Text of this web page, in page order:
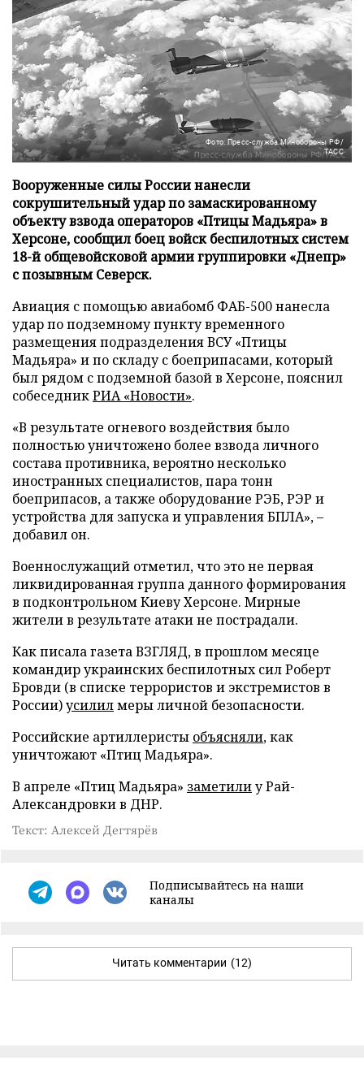
Фото: Пресс-служба Минобороны РФ/
ТАСС
Вооруженные силы России нанесли
сокрушительный удар по замаскированному
объекту взвода операторов «Птицы Мадьяра» в
Херсоне, сообщил боец войск беспилотных систем
18-й общевойсковой армии группировки «Днепр»
с позывным Северск.
Авиация с помощью авиабомб ФАБ-500 нанесла
удар по подземному пункту временного
размещения подразделения ВСУ «Птицы
Мадьяра» и по складу с боеприпасами, который
был рядом с подземной базой в Херсоне, пояснил
собеседникРИА «Новости».
«В результате огневого воздействия было
полностью уничтожено более взвода личного
состава противника, вероятно несколько
иностранных специалистов, пара тонн
боеприпасов, а также оборудование РЭБ, РЭР и
устройства для запуска и управления БПЛА», –
добавил он.
Военнослужащий отметил, что это не первая
ликвидированная группа данного формирования
в подконтрольном Киеву Херсоне. Мирные
жители в результате атаки не пострадали.
Как писала газета ВЗГЛЯД, в прошлом месяце
командир украинских беспилотных сил Роберт
Бровди (в списке террористов и экстремистов в
России)усилилмеры личной безопасности.
Российские артиллеристы объясняли, как
уничтожают «Птиц Мадьяра».
В апреле «Птиц Мадьяра» заметилиу Рай-
Александровки в ДНР.
Текст: Алексей Дегтярёв
Подписывайтесь на наши
каналы
Читать комментарии (12)